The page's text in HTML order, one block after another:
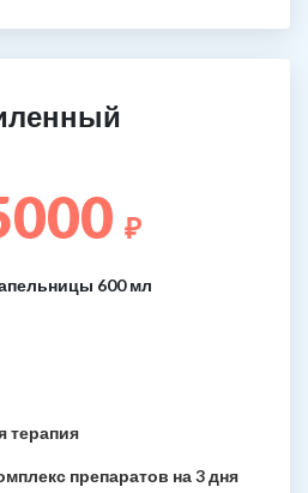
₽
600 мл
терапия
препаратов на 3 дня